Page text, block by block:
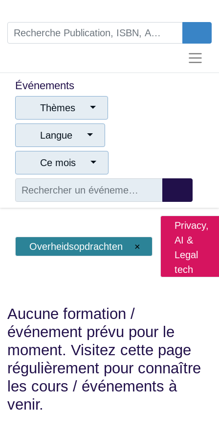
Événements
Thèmes
Langue
Ce mois
Overheidsopdrachten ×
Privacy,
AI &
Legal
tech
Aucune formation /
événement prévu pour le
moment. Visitez cette page
régulièrement pour connaître
les cours / événements à
venir.